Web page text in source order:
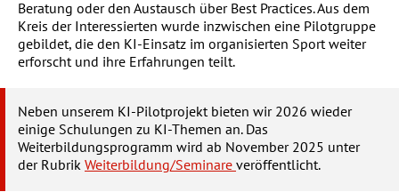
Beratung oder den Austausch über Best Practices. Aus dem
Kreis der Interessierten wurde inzwischen eine Pilotgruppe
gebildet, die den KI-Einsatz im organisierten Sport weiter
erforscht und ihre Erfahrungen teilt.
Neben unserem KI-Pilotprojekt bieten wir 2026 wieder
einige Schulungen zu KI-Themen an. Das
Weiterbildungsprogramm wird ab November 2025 unter
der Rubrik Weiterbildung/Seminare veröffentlicht.